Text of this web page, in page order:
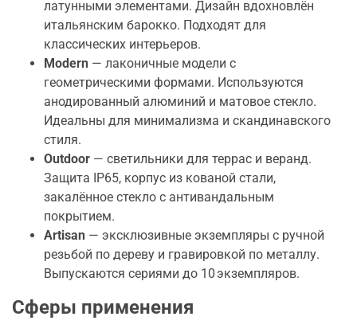
латунными элементами. Дизайн вдохновлён
итальянским барокко. Подходят для
классических интерьеров.
Modern — лаконичные модели с
геометрическими формами. Используются
анодированный алюминий и матовое стекло.
Идеальны для минимализма и скандинавского
стиля.
Outdoor — светильники для террас и веранд.
Защита IP65, корпус из кованой стали,
закалённое стекло с антивандальным
покрытием.
Artisan — эксклюзивные экземпляры с ручной
резьбой по дереву и гравировкой по металлу.
Выпускаются сериями до 10 экземпляров.
Сферы применения